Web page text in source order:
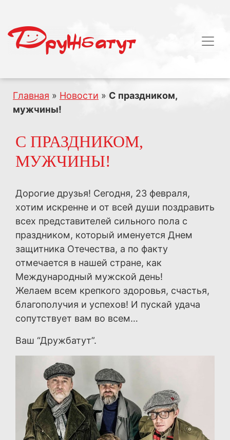
Главная » Новости » С праздником,
мужчины!
С ПРАЗДНИКОМ,
МУЖЧИНЫ!
Дорогие друзья! Сегодня, 23 февраля,
хотим искренне и от всей души поздравить
всех представителей сильного пола с
праздником, который именуется Днем
защитника Отечества, а по факту
отмечается в нашей стране, как
Международный мужской день!
Желаем всем крепкого здоровья, счастья,
благополучия и успехов! И пускай удача
сопутствует вам во всем…
Ваш “Дружбатут”.